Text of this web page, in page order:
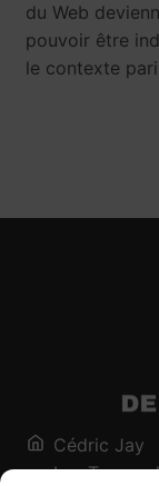
du Web
pouvoir être
le contexte
Cédric Jay
Les Traces